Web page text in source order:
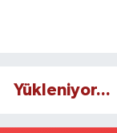
Yükleniyor...